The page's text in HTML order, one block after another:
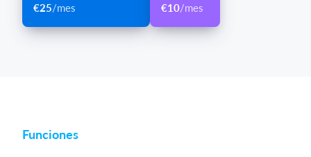
€25/mes €10/mes
Funciones